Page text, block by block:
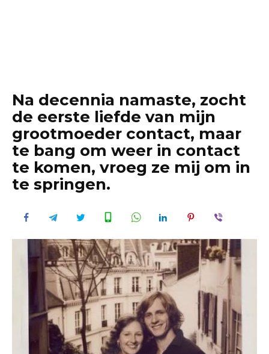
Na decennia namaste, zocht
de eerste liefde van mijn
grootmoeder contact, maar
te bang om weer in contact
te komen, vroeg ze mij om in
te springen.